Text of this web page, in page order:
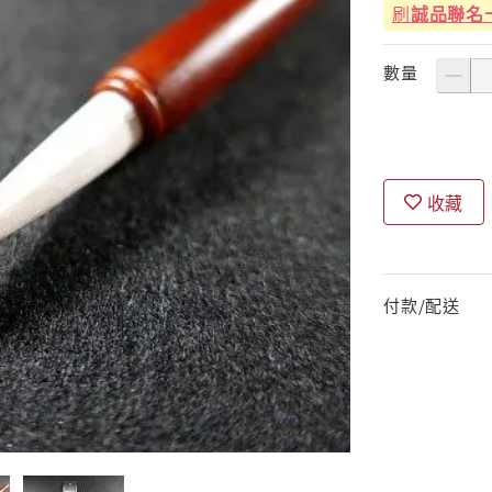
刷誠品聯名
數量
收藏
付款/配送